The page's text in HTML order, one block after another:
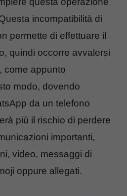
incompatibilità di
permette di effettuare il
quindi occorre avvalersi
come appunto
modo, dovendo
da un telefono
più il rischio di perdere
importanti,
video, messaggi di
oppure allegati.